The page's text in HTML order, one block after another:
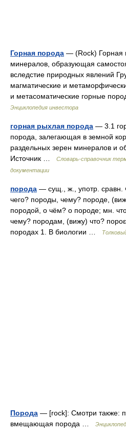
Горная порода — (Rock) Горная
минералов, образующая
вследстие природных явлений
магматические и
и метасоматические горные
Энциклопедия инвестора
горная рыхлая порода — 3.1
порода, залегающая в земной
раздельных зерен минералов и
Источник …
Словарь-справочник
документации
порода — сущ., ж., употр. сравн.
чего? породы, чему? породе,
породой, о чём? о породе; мн.
чему? породам, (вижу) что?
породах 1. В биологии …
Порода — [rock]: Смотри также:
вмещающая порода …